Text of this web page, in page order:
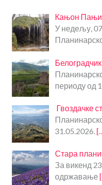
i
c
e
Кањон
У недељу,
периоду од
Гвоздачке
31.05.2026.
Стара
За викенд
одржавање